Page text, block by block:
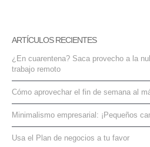
ARTÍCULOS RECIENTES
¿En cuarentena? Saca provecho a la
trabajo remoto
Cómo aprovechar el fin de semana al
Minimalismo empresarial: ¡Pequeños
Usa el Plan de negocios a tu favor